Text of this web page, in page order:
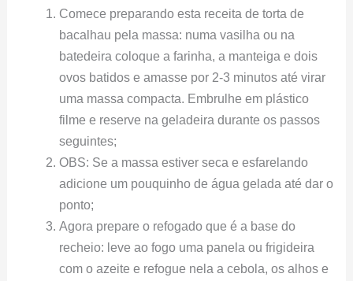
Comece preparando esta receita de torta de
bacalhau pela massa: numa vasilha ou na
batedeira coloque a farinha, a manteiga e dois
ovos batidos e amasse por 2-3 minutos até virar
uma massa compacta. Embrulhe em plástico
filme e reserve na geladeira durante os passos
seguintes;
OBS: Se a massa estiver seca e esfarelando
adicione um pouquinho de água gelada até dar o
ponto;
Agora prepare o refogado que é a base do
recheio: leve ao fogo uma panela ou frigideira
com o azeite e refogue nela a cebola, os alhos e